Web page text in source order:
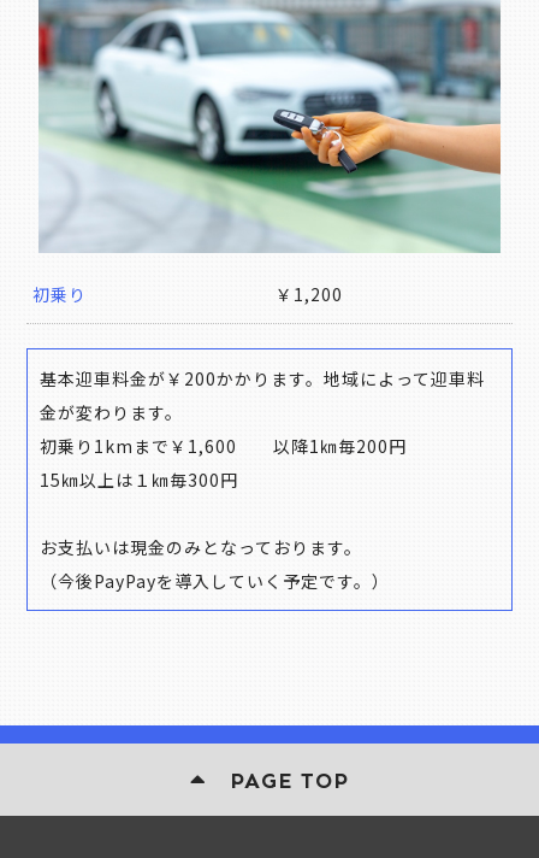
初乗り ￥1,200
基本迎車料金が￥200かかります。地域によって迎車料
金が変わります。
初乗り1kmまで￥1,600 以降1㎞毎200円
15㎞以上は１㎞毎300円
お支払いは現金のみとなっております。
（今後PayPayを導入していく予定です。）
PAGE TOP